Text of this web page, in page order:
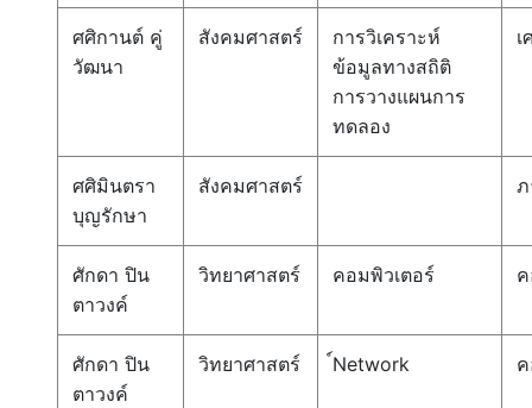
ศศิกานต์ คู่
วัฒนา
สังคมศาสตร์
การวิเคราะห์
ข้อมูลทางสถิติ
การวางแผนการ
ทดลอง
ศศิมินตรา
บุญรักษา
สังคมศาสตร์
ศักดา ปิน
ตาวงค์
วิทยาศาสตร์ คอมพิวเตอร์
ศักดา ปิน
ตาวงค์
วิทยาศาสตร์ ์Network